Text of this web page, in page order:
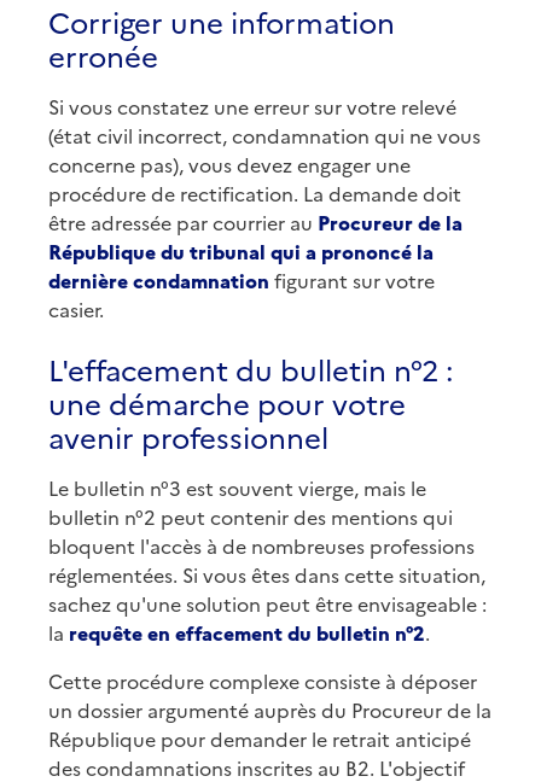
Corriger une information
erronée
Si vous constatez une erreur sur votre relevé
(état civil incorrect, condamnation qui ne vous
concerne pas), vous devez engager une
procédure de rectification. La demande doit
être adressée par courrier au Procureur de la
République du tribunal qui a prononcé la
dernière condamnation figurant sur votre
casier.
L'effacement du bulletin n°2 :
une démarche pour votre
avenir professionnel
Le bulletin n°3 est souvent vierge, mais le
bulletin n°2 peut contenir des mentions qui
bloquent l'accès à de nombreuses professions
réglementées. Si vous êtes dans cette situation,
sachez qu'une solution peut être envisageable :
la requête en effacement du bulletin n°2.
Cette procédure complexe consiste à déposer
un dossier argumenté auprès du Procureur de la
République pour demander le retrait anticipé
des condamnations inscrites au B2. L'objectif